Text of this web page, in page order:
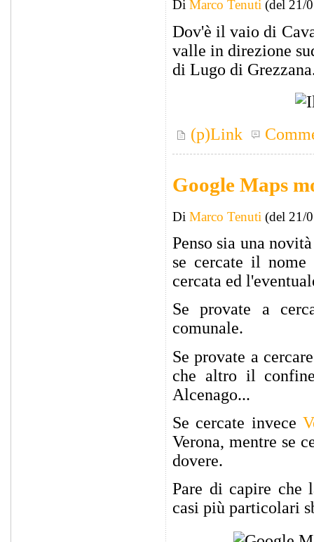
Di Marco Tenuti (del 21/
Dov'è il vaio di
valle in direzione
di Lugo di
(p)Link
Google Maps
Di Marco Tenuti (del 21/
Penso sia una
se cercate il
cercata ed
Se provate a
comunale.
Se provate a
che altro il
Alcenago...
Se cercate invece
Verona, mentre se
dovere.
Pare di capire che
casi più particolari